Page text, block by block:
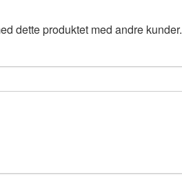
dette produktet med andre kunder.